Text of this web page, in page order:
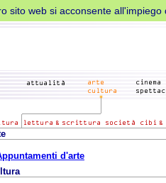
sito web si acconsente
d'arte